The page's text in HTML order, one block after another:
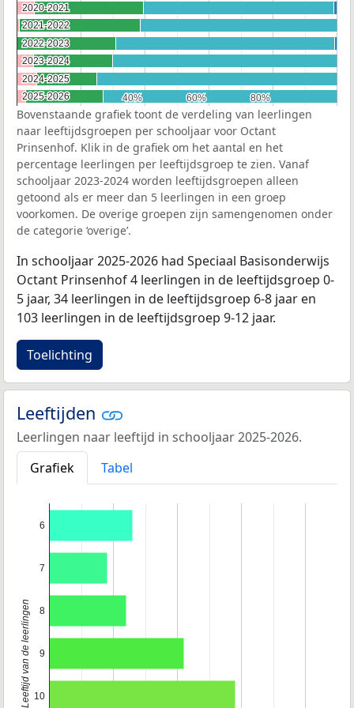
40%
40% 60%
60% 80%
80%
2020-2021
2020-2021
2021-2022
2021-2022
2022-2023
2022-2023
2023-2024
2023-2024
2024-2025
2024-2025
2025-2026
2025-2026
Bovenstaande grafiek toont de verdeling van leerlingen
naar leeftijdsgroepen per schooljaar voor Octant
Prinsenhof. Klik in de grafiek om het aantal en het
percentage leerlingen per leeftijdsgroep te zien. Vanaf
schooljaar 2023-2024 worden leeftijdsgroepen alleen
getoond als er meer dan 5 leerlingen in een groep
voorkomen. De overige groepen zijn samengenomen onder
de categorie ‘overige’.
In schooljaar 2025-2026 had Speciaal Basisonderwijs
Octant Prinsenhof 4 leerlingen in de leeftijdsgroep 0-
5 jaar, 34 leerlingen in de leeftijdsgroep 6-8 jaar en
103 leerlingen in de leeftijdsgroep 9-12 jaar.
Toelichting
Leeftijden
Leerlingen naar leeftijd in schooljaar 2025-2026.
Grafiek
Tabel
6
7
8
9
10
Leeftijd van de leerlingen